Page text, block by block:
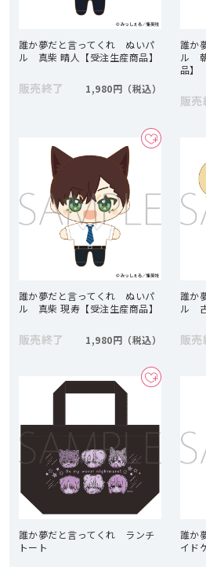
誰か夢だと言ってくれ ぬいパ
ル 真柴 晴人【受注生産商品】
販売終了 1,980円
誰か
ル
品】
販売
誰か夢だと言ってくれ ぬいパ
ル 真柴 現寿【受注生産商品】
販売終了 1,980円
誰か
ル 古
販売
誰か夢だと言ってくれ ランチ
トート
誰か
イド